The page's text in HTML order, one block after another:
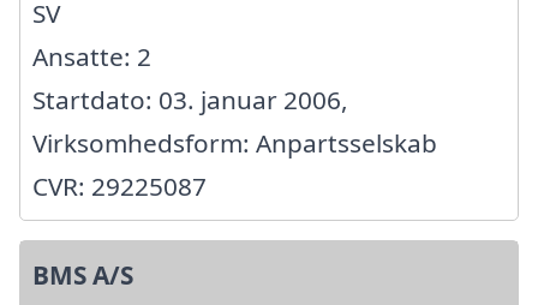
SV
Ansatte: 2
Startdato: 03. januar 2006,
Virksomhedsform: Anpartsselskab
CVR: 29225087
BMS A/S